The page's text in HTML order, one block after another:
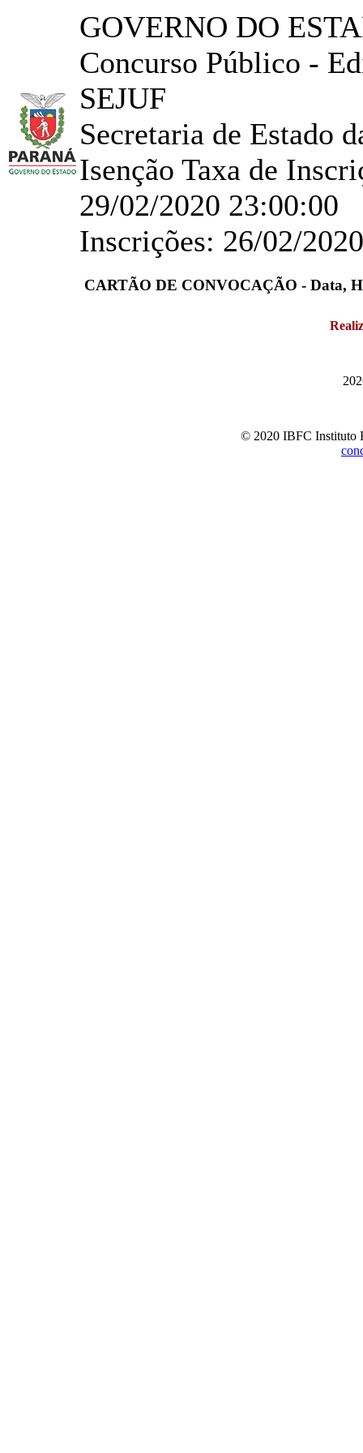
GOVERNO DO
Concurso Público -
SEJUF
Secretaria de Estado
Isenção Taxa de
29/02/2020 23:00:00
Inscrições: 26/02/
CARTÃO DE CONVOCAÇÃO - Data,
© 2020 IBFC Instituto